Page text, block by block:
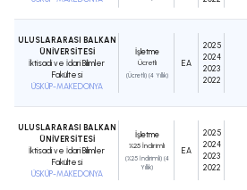
ULUSLARARASI BALKAN
ÜNİVERSİTESİ
İktisadi ve İdari Bilimler
Fakültesi
ÜSKÜP-MAKEDONYA
İşletme
Ücretli
(Ücretli) (4 Yıllık)
EA
2025
2024
2023
2022
ULUSLARARASI BALKAN
ÜNİVERSİTESİ
İktisadi ve İdari Bilimler
Fakültesi
ÜSKÜP-MAKEDONYA
İşletme
%25 İndirimli
(%25 İndirimli) (4
Yıllık)
EA
2025
2024
2023
2022